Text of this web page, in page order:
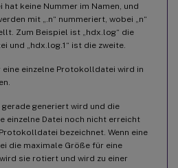
keine Nummer im Namen, und
mit „.n“ nummeriert, wobei „n“
Zum Beispiel ist „hdx.log“ die
und „hdx.log.1“ ist die zweite.
eine einzelne Protokolldatei wird in
generiert wird und die
einzelne Datei noch nicht erreicht
bezeichnet. Wenn eine
die maximale Größe für eine
sie rotiert und wird zu einer